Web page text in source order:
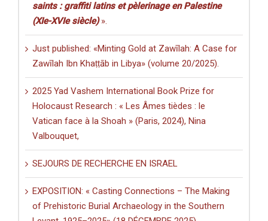
saints : graffiti latins et pèlerinage en Palestine
(XIe-XVIe siècle)».
Just published: «Minting Gold at Zawīlah: A Case for
Zawīlah Ibn Khaṭṭāb in Libya» (volume 20/2025).
2025 Yad Vashem International Book Prize for
Holocaust Research : « Les Âmes tièdes : le
Vatican face à la Shoah » (Paris, 2024), Nina
Valbouquet,
SEJOURS DE RECHERCHE EN ISRAEL
EXPOSITION: « Casting Connections – The Making
of Prehistoric Burial Archaeology in the Southern